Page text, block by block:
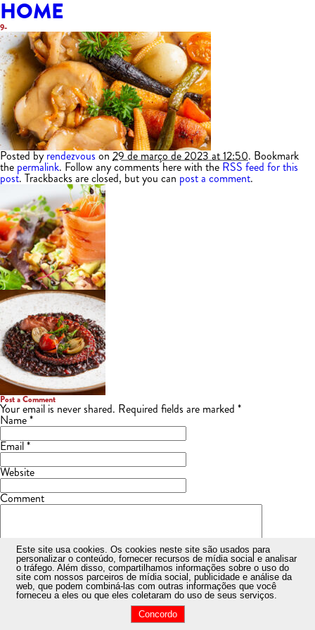
HOME
9-
Posted byrendezvouson29 de março de 2023 at 12:50. Bookmark
the permalink. Follow any comments here with the RSS feed for this
post. Trackbacks are closed, but you can post a comment.
Post a Comment
Your email is nevershared. Required fields are marked *
Name*
Email*
Website
Comment
Este site usa cookies . Os cookies neste site são usados ​​para
personalizar o conteúdo, fornecer recursos de mídia social e analisar
o tráfego. Além disso, compartilhamos informações sobre o uso do
site com nossos parceiros de mídia social, publicidade e análise da
web, que podem combiná-las com outras informações que você
forneceu a eles ou que eles coletaram do uso de seus serviços.
Concordo